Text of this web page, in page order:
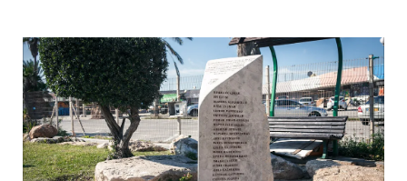
Наталья.
9 ЛЕТ AGO
REPLY
Разве можно такое забыть…Моя младшая сестра была там с
друзьями и они ушли буквально за 15 мин до взрыва.
Вечная память всем погибшим в этом страшном терракте.